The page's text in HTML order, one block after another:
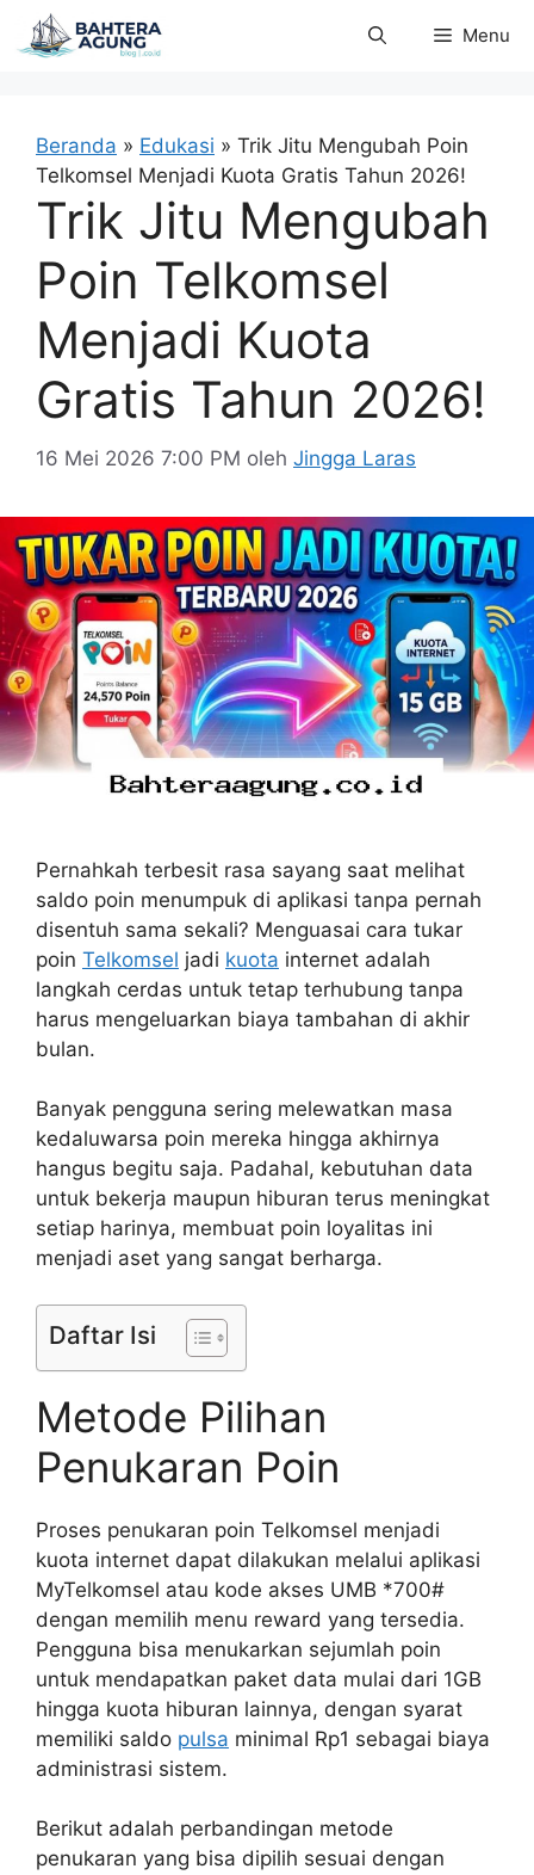
Langsung
ke
Menu
Beranda » Edukasi » Trik Jitu Mengubah Poin
Telkomsel Menjadi Kuota Gratis Tahun 2026!
Trik Jitu Mengubah
Poin Telkomsel
Menjadi Kuota
Gratis Tahun 2026!
16 Mei 2026 7:00 PM oleh Jingga Laras
Pernahkah terbesit rasa sayang saat melihat
saldo poin menumpuk di aplikasi tanpa pernah
disentuh sama sekali? Menguasai cara tukar
poin Telkomsel jadi kuota internet adalah
langkah cerdas untuk tetap terhubung tanpa
harus mengeluarkan biaya tambahan di akhir
bulan.
Banyak pengguna sering melewatkan masa
kedaluwarsa poin mereka hingga akhirnya
hangus begitu saja. Padahal, kebutuhan data
untuk bekerja maupun hiburan terus meningkat
setiap harinya, membuat poin loyalitas ini
menjadi aset yang sangat berharga.
Daftar Isi
Metode Pilihan
Penukaran Poin
Proses penukaran poin Telkomsel menjadi
kuota internet dapat dilakukan melalui aplikasi
MyTelkomsel atau kode akses UMB *700#
dengan memilih menu reward yang tersedia.
Pengguna bisa menukarkan sejumlah poin
untuk mendapatkan paket data mulai dari 1GB
hingga kuota hiburan lainnya, dengan syarat
memiliki saldo pulsa minimal Rp1 sebagai biaya
administrasi sistem.
Berikut adalah perbandingan metode
penukaran yang bisa dipilih sesuai dengan